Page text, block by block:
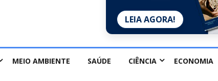
LEIA AGORA!
MEIO AMBIENTE SAÚDE CIÊNCIA ECONOMIA